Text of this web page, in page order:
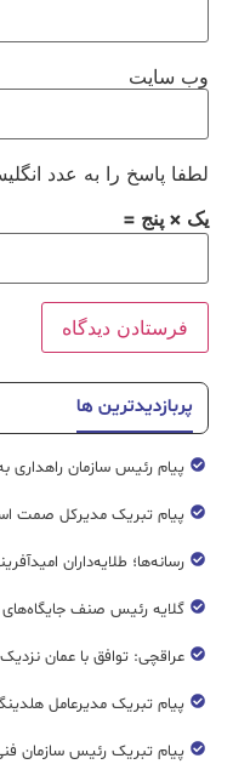
وب‌ سایت
لطفا پاسخ را به عدد
یک × پنج =
پربازدیدترین ها
پیام رئیس سازمان راهداری
پیام تبریک مدیرکل صمت
رسانه‌ها؛ طلایه‌داران
گلایه رئیس صنف جایگاه‌های سوخت
عراقچی: توافق با عمان
پیام تبریک مدیرعامل
پیام تبریک رئیس سازمان